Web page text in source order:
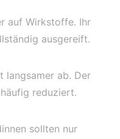
auf Wirkstoffe. Ihr
ausgereift.
langsamer ab. Der
reduziert.
sollten nur